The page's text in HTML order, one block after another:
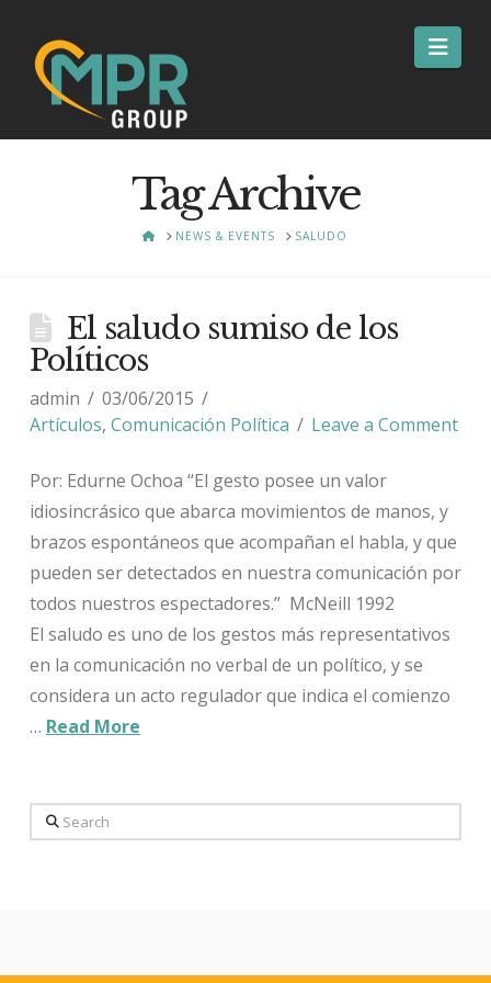
Tag Archive
HOMENEWS & EVENTS SALUDO
El saludo sumiso de los
Políticos
admin
03/06/2015
Artículos, Comunicación Política Leave a Comment
Por: Edurne Ochoa “El gesto posee un valor
idiosincrásico que abarca movimientos de manos, y
brazos espontáneos que acompañan el habla, y que
pueden ser detectados en nuestra comunicación por
todos nuestros espectadores.” McNeill 1992
El saludo es uno de los gestos más representativos
en la comunicación no verbal de un político, y se
considera un acto regulador que indica el comienzo
… Read More
Search